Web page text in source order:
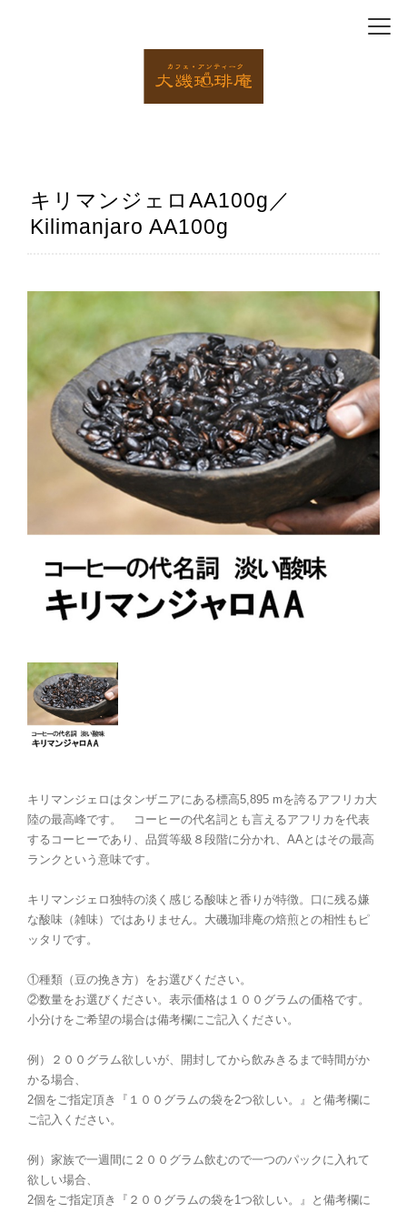
キリマンジェロAA100g／
Kilimanjaro AA100g
キリマンジェロはタンザニアにある標高5,895 mを誇るアフリカ大
陸の最高峰です。 コーヒーの代名詞とも言えるアフリカを代表
するコーヒーであり、品質等級８段階に分かれ、AAとはその最高
ランクという意味です。
キリマンジェロ独特の淡く感じる酸味と香りが特徴。口に残る嫌
な酸味（雑味）ではありません。大磯珈琲庵の焙煎との相性もピ
ッタリです。
①種類（豆の挽き方）をお選びください。
②数量をお選びください。表示価格は１００グラムの価格です。
小分けをご希望の場合は備考欄にご記入ください。
例）２００グラム欲しいが、開封してから飲みきるまで時間がか
かる場合、
2個をご指定頂き『１００グラムの袋を2つ欲しい。』と備考欄に
ご記入ください。
例）家族で一週間に２００グラム飲むので一つのパックに入れて
欲しい場合、
2個をご指定頂き『２００グラムの袋を1つ欲しい。』と備考欄に